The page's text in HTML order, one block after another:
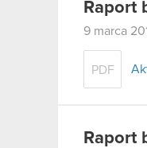
Raport
9 marca
PDF
Raport